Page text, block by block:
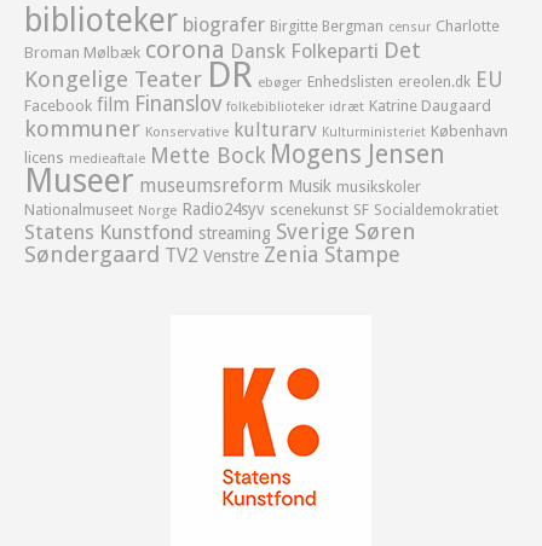
biblioteker biografer Birgitte Bergman censur Charlotte
Broman Mølbæk corona Dansk Folkeparti Det
Kongelige Teater DR ebøger Enhedslisten ereolen.dk EU
Facebook film Finanslov folkebiblioteker idræt Katrine Daugaard
kommuner Konservative kulturarv Kulturministeriet København
licens medieaftale Mette Bock Mogens Jensen
Museer museumsreform Musik musikskoler
Nationalmuseet Norge Radio24syv scenekunst SF Socialdemokratiet
Statens Kunstfond streaming Sverige Søren
Søndergaard TV2 Venstre Zenia Stampe